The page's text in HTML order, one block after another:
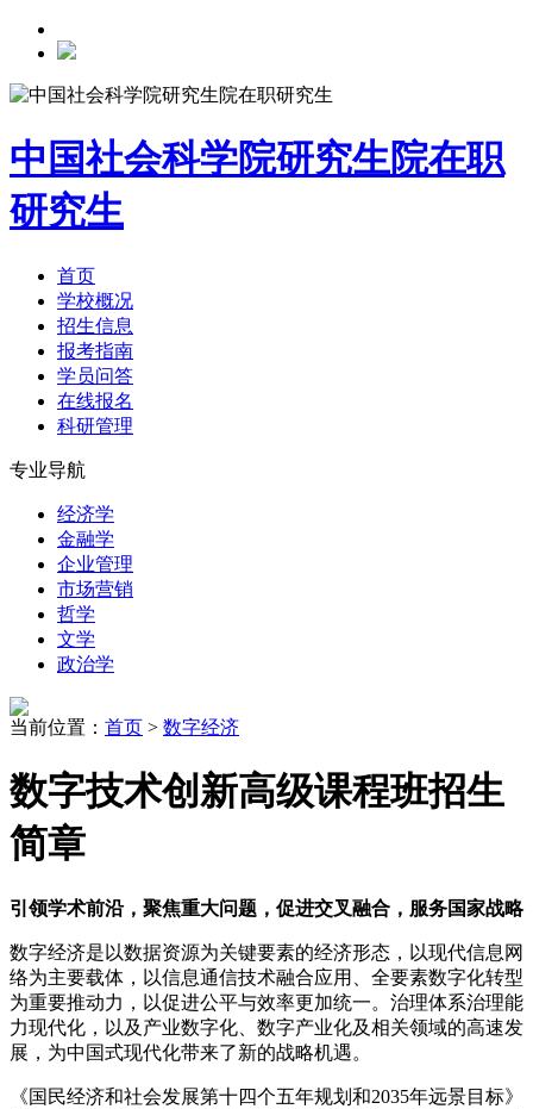
中国社会科学院研究生院在职
研究生
首页
学校概况
招生信息
报考指南
学员问答
在线报名
科研管理
专业导航
经济学
金融学
企业管理
市场营销
哲学
文学
政治学
当前位置： 首页 > 数字经济
数字技术创新高级课程班招生
简章
引领学术前沿，聚焦重大问题，促进交叉融合，服务国家战略
数字经济是以数据资源为关键要素的经济形态，以现代信息网
络为主要载体，以信息通信技术融合应用、全要素数字化转型
为重要推动力，以促进公平与效率更加统一。治理体系治理能
力现代化，以及产业数字化、数字产业化及相关领域的高速发
展，为中国式现代化带来了新的战略机遇。
《国民经济和社会发展第十四个五年规划和2035年远景目标》